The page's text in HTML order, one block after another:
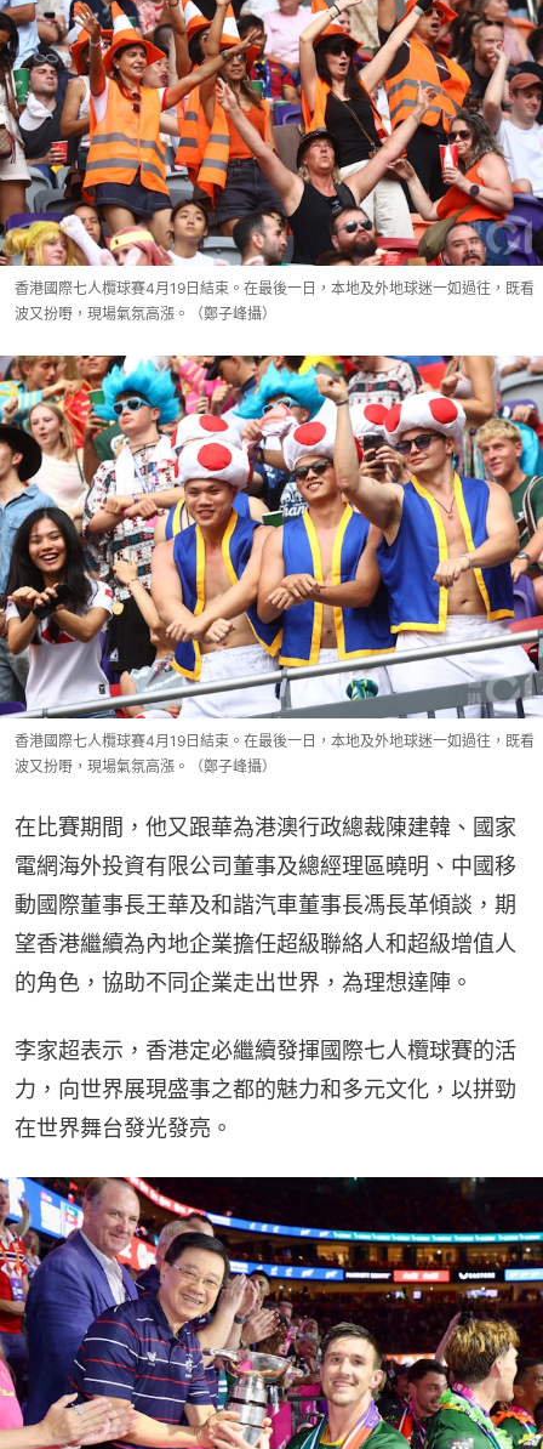
香港國際七人欖球賽4月19日結束。在最後一日，本地及外地球迷一如過往，既看
波又扮嘢，現場氣氛高漲。（鄭子峰攝）
香港國際七人欖球賽4月19日結束。在最後一日，本地及外地球迷一如過往，既看
波又扮嘢，現場氣氛高漲。（鄭子峰攝）
在比賽期間，他又跟華為港澳行政總裁陳建韓、國家
電網海外投資有限公司董事及總經理區曉明、中國移
動國際董事長王華及和諧汽車董事長馮長革傾談，期
望香港繼續為內地企業擔任超級聯絡人和超級增值人
的角色，協助不同企業走出世界，為理想達陣。
李家超表示，香港定必繼續發揮國際七人欖球賽的活
力，向世界展現盛事之都的魅力和多元文化，以拼勁
在世界舞台發光發亮。